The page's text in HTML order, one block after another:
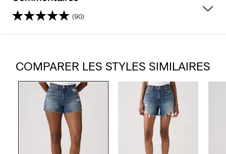
(90)
5
étoiles.
COMPARER LES STYLES SIMILAIRES